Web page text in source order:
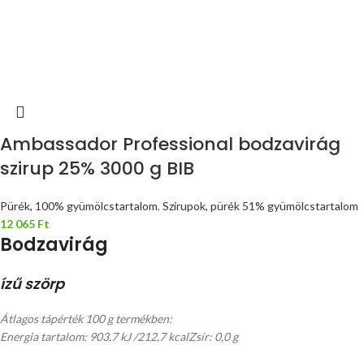
Ambassador Professional bodzavirág
szirup 25% 3000 g BIB
Pürék, 100% gyümölcstartalom, Szirupok, pürék 51% gyümölcstartalom
12 065 Ft
Bodzavirág
ízű szörp
Átlagos tápérték 100 g termékben:
Energia tartalom: 903,7 kJ /212,7 kcalZsír: 0,0 g